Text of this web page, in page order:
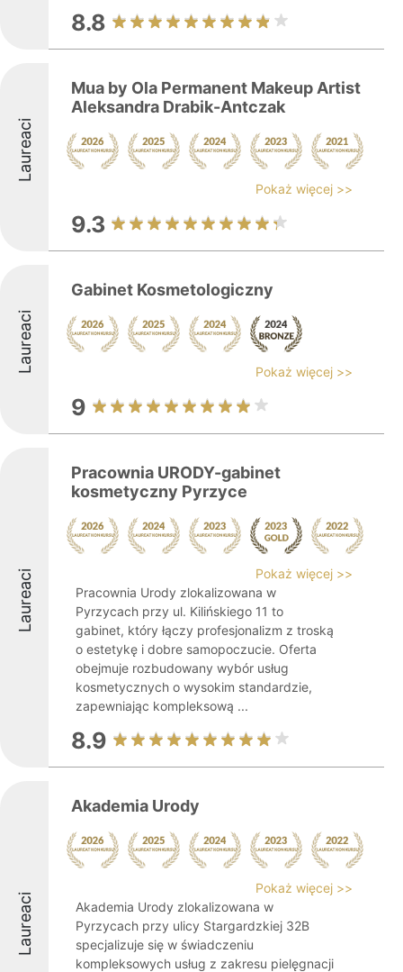
8.8
Laureaci
Mua by Ola Permanent Makeup Artist
Aleksandra Drabik-Antczak
Pokaż więcej >>
9.3
Laureaci
Gabinet Kosmetologiczny
Pokaż więcej >>
9
Laureaci
Pracownia URODY-gabinet
kosmetyczny Pyrzyce
Pokaż więcej >>
Pracownia Urody zlokalizowana w
Pyrzycach przy ul. Kilińskiego 11 to
gabinet, który łączy profesjonalizm z troską
o estetykę i dobre samopoczucie. Oferta
obejmuje rozbudowany wybór usług
kosmetycznych o wysokim standardzie,
zapewniając kompleksową ...
8.9
Laureaci
Akademia Urody
Pokaż więcej >>
Akademia Urody zlokalizowana w
Pyrzycach przy ulicy Stargardzkiej 32B
specjalizuje się w świadczeniu
kompleksowych usług z zakresu pielęgnacji